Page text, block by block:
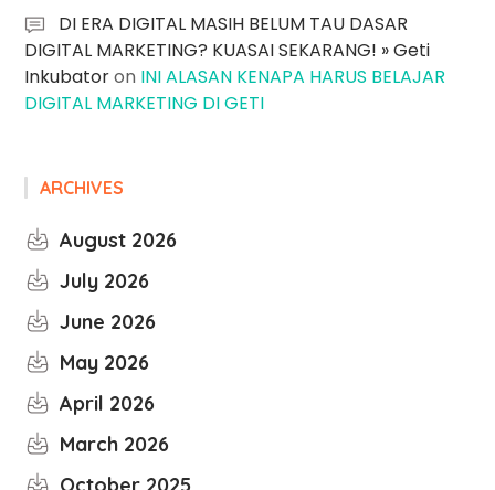
DI ERA DIGITAL MASIH BELUM TAU DASAR
DIGITAL MARKETING? KUASAI SEKARANG! » Geti
Inkubatoron INI ALASAN KENAPA HARUS BELAJAR
DIGITAL MARKETING DI GETI
ARCHIVES
August 2026
July 2026
June 2026
May 2026
April 2026
March 2026